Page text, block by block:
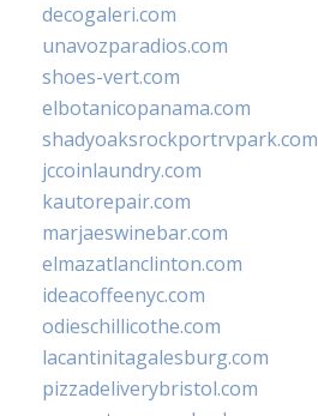
decogaleri.com
unavozparadios.com
shoes-vert.com
elbotanicopanama.com
shadyoaksrockportrvpark.com
jccoinlaundry.com
kautorepair.com
marjaeswinebar.com
elmazatlanclinton.com
ideacoffeenyc.com
odieschillicothe.com
lacantinitagalesburg.com
pizzadeliverybristol.com